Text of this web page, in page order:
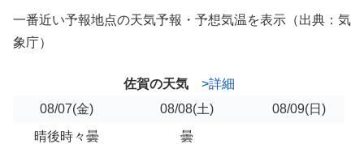
一番近い予報地点の天気予報・予想気温を表示（出典：気
象庁）
佐賀の天気
>詳細
08/07(金) 08/08(土) 08/09(日)
晴後時々曇
曇